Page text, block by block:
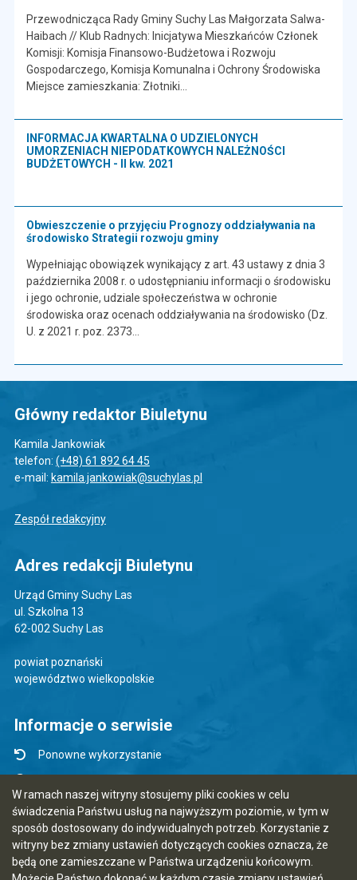
W ramach naszej witryny stosujemy pliki cookies w celu
świadczenia Państwu usług na najwyższym poziomie, w tym w
sposób dostosowany do indywidualnych potrzeb. Korzystanie z
witryny bez zmiany ustawień dotyczących cookies oznacza, że
będą one zamieszczane w Państwa urządzeniu końcowym.
Przewodnicząca Rady Gminy Suchy Las Małgorzata Salwa-
Haibach // Klub Radnych: Inicjatywa Mieszkańców Członek
Komisji: Komisja Finansowo-Budżetowa i Rozwoju
Gospodarczego, Komisja Komunalna i Ochrony Środowiska
Miejsce zamieszkania: Złotniki...
INFORMACJA KWARTALNA O UDZIELONYCH
UMORZENIACH NIEPODATKOWYCH NALEŻNOŚCI
BUDŻETOWYCH - II kw. 2021
Obwieszczenie o przyjęciu Prognozy oddziaływania na
środowisko Strategii rozwoju gminy
Wypełniając obowiązek wynikający z art. 43 ustawy z dnia 3
października 2008 r. o udostępnianiu informacji o środowisku
i jego ochronie, udziale społeczeństwa w ochronie
środowiska oraz ocenach oddziaływania na środowisko (Dz.
U. z 2021 r. poz. 2373...
Główny redaktor Biuletynu
Kamila Jankowiak
telefon: (+48) 61 892 64 45
e-mail: kamila.jankowiak@suchylas.pl
Zespół redakcyjny
Adres redakcji Biuletynu
Urząd Gminy Suchy Las
ul. Szkolna 13
62-002 Suchy Las
powiat poznański
województwo wielkopolskie
Informacje o serwisie
Ponowne wykorzystanie
Mapa serwisu
Instrukcja obsługi
Statystyki oglądalności